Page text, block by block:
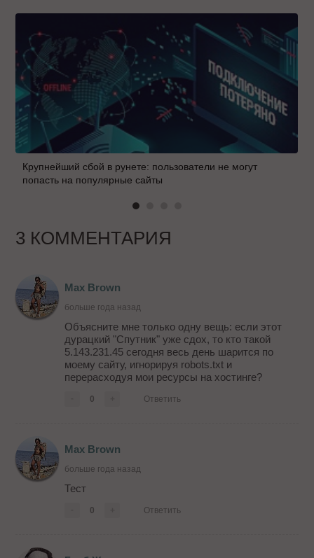
Крупнейший сбой в рунете: пользователи не могут
попасть на популярные сайты
3 КОММЕНТАРИЯ
Max Brown
больше года назад
Объясните мне только одну вещь: если этот
дурацкий "Спутник" уже сдох, то кто такой
5.143.231.45 сегодня весь день шарится по
моему сайту, игнорируя robots.txt и
перерасходуя мои ресурсы на хостинге?
0 Ответить
Max Brown
больше года назад
Тест
0 Ответить